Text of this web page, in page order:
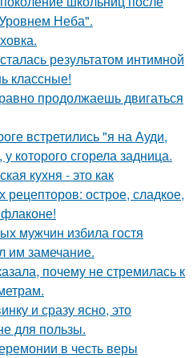
Неба".
результатом интимной
классные!
продолжаешь двигаться
встретились "я на Ауди,
которого сгорела задница.
кухня - это как
острое, сладкое,
мужчин избила гостя
им замечание.
почему не стремилась к
и сразу ясно, это
для пользы.
в честь веры